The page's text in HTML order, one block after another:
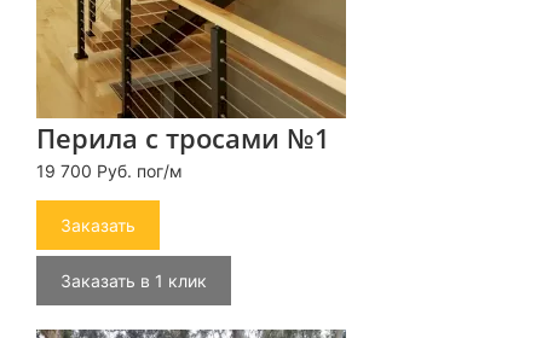
Перила с тросами №1
19 700 Руб. пог/м
Заказать
Заказать в 1 клик